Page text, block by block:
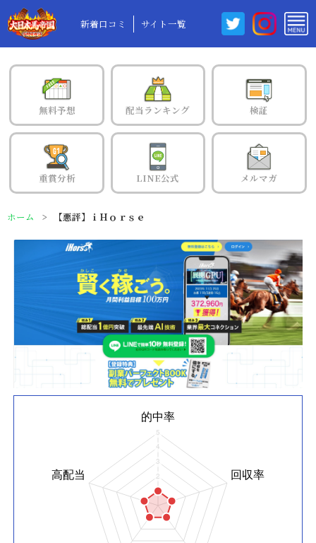
新着口コミ サイト一覧
無料予想 配当ランキング 検証
重賞分析 LINE公式 メルマガ
ホーム 【悪評】ｉＨｏｒｓｅ